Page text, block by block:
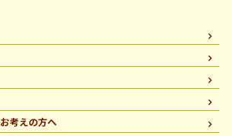
お考えの方へ